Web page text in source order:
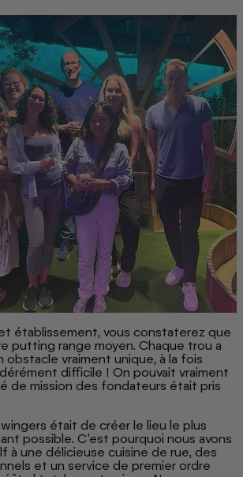
établissement, vous constaterez que
putting range moyen. Chaque trou a
obstacle vraiment unique, à la fois
difficile ! On pouvait vraiment
de mission des fondateurs était pris
était de créer le lieu le plus
possible. C'est pourquoi nous avons
à une délicieuse cuisine de rue, des
et un service de premier ordre